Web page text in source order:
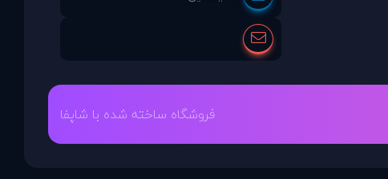
فروشگاه ساخته شده با شاپفا